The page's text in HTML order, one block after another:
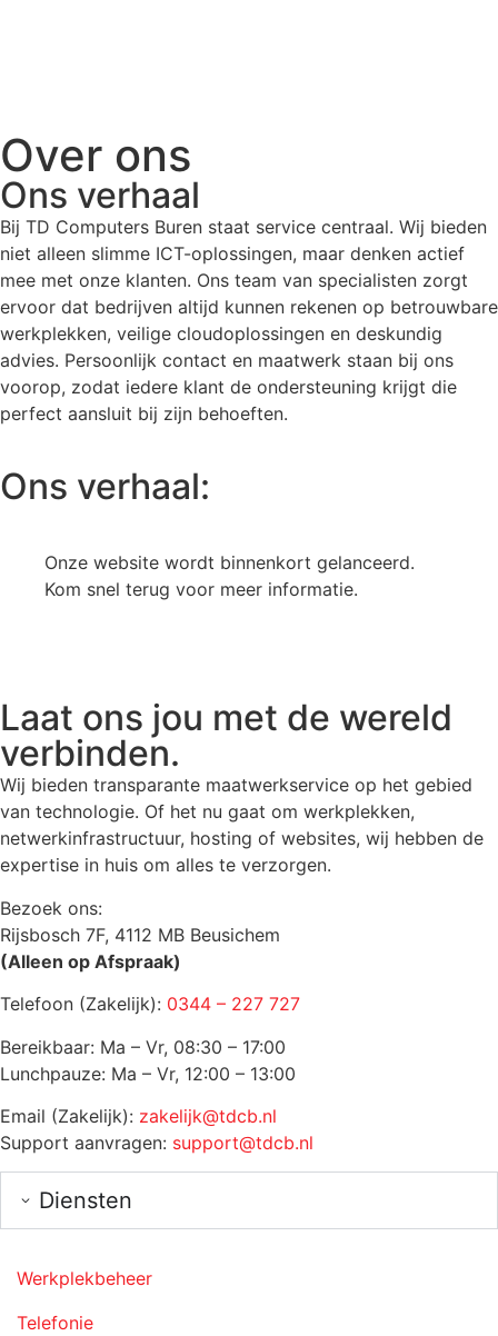
Over ons
Ons verhaal
Bij TD Computers Buren staat service centraal. Wij bieden
niet alleen slimme ICT-oplossingen, maar denken actief
mee met onze klanten. Ons team van specialisten zorgt
ervoor dat bedrijven altijd kunnen rekenen op betrouwbare
werkplekken, veilige cloudoplossingen en deskundig
advies. Persoonlijk contact en maatwerk staan bij ons
voorop, zodat iedere klant de ondersteuning krijgt die
perfect aansluit bij zijn behoeften.
Ons verhaal:
Onze website wordt binnenkort gelanceerd.
Kom snel terug voor meer informatie.
Laat ons jou met de wereld
verbinden.
Wij bieden transparante maatwerkservice op het gebied
van technologie. Of het nu gaat om werkplekken,
netwerkinfrastructuur, hosting of websites, wij hebben de
expertise in huis om alles te verzorgen.
Bezoek ons:
Rijsbosch 7F, 4112 MB Beusichem
(Alleen op Afspraak)
Telefoon (Zakelijk): 0344 – 227 727
Bereikbaar: Ma – Vr, 08:30 – 17:00
Lunchpauze: Ma – Vr, 12:00 – 13:00
Email (Zakelijk): zakelijk@tdcb.nl
Support aanvragen: support@tdcb.nl
Diensten
Werkplekbeheer
Telefonie